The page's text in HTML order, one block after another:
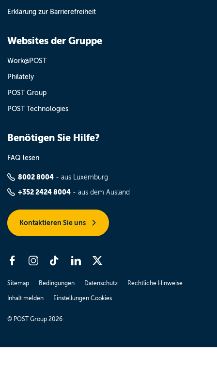
Erklärung zur Barrierefreiheit
Websites der Gruppe
Work@POST
Philately
POST Group
POST Technologies
Benötigen Sie Hilfe?
FAQ lesen
8002 8004 - aus Luxemburg
+352 2424 8004 - aus dem Ausland
Kontaktieren Sie uns
Sitemap Bedingungen Datenschutz Rechtliche Hinweise
Inhalt melden Einstellungen Cookies
© POST Group 2026